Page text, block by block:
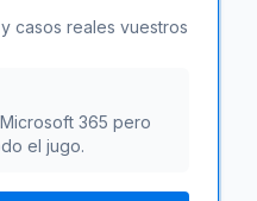
casos reales vuestros
365 pero
el jugo.